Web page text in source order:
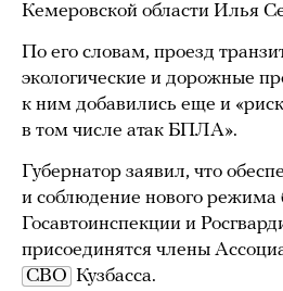
Кемеровской области Илья
По его словам, проезд
экологические и дорожные
к ним добавились еще и
в том числе атак БПЛА».
Губернатор заявил, что
и соблюдение нового режима
Госавтоинспекции и
присоединятся члены
СВО Кузбасса.